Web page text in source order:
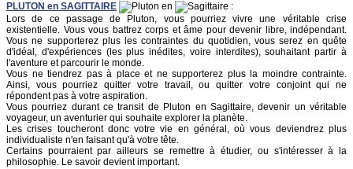
PLUTON en SAGITTAIRE en
:
Lors de ce passage de Pluton, vous pourriez vivre une véritable crise
existentielle. Vous vous battrez corps et âme pour devenir libre, indépendant.
Vous ne supporterez plus les contraintes du quotidien, vous serez en quête
d'idéal, d'expériences (les plus inédites, voire interdites), souhaitant partir à
l'aventure et parcourir le monde.
Vous ne tiendrez pas à place et ne supporterez plus la moindre contrainte.
Ainsi, vous pourriez quitter votre travail, ou quitter votre conjoint qui ne
répondent pas à votre aspiration.
Vous pourriez durant ce transit de Pluton en Sagittaire, devenir un véritable
voyageur, un aventurier qui souhaite explorer la planète.
Les crises toucheront donc votre vie en général, où vous deviendrez plus
individualiste n'en faisant qu'à votre tête.
Certains pourraient par ailleurs se remettre à étudier, ou s'intéresser à la
philosophie. Le savoir devient important.